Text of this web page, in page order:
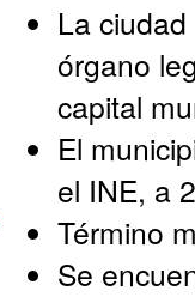
La
órgano
capital
El
el INE, a
Término
Se